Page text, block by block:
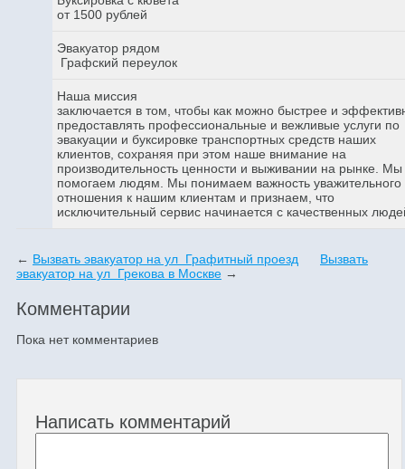
от 1500 рублей
Эвакуатор рядом
Графский переулок
Наша миссия
заключается в том, чтобы как можно быстрее и
предоставлять профессиональные и вежливые услуги по
эвакуации и буксировке транспортных средств наших
клиентов, сохраняя при этом наше внимание на
производительность ценности и выживании на рынке. Мы
помогаем людям. Мы понимаем важность уважительного
отношения к нашим клиентам и признаем, что
исключительный сервис начинается с качественных
← Вызвать эвакуатор на ул Графитный проезд
Вызвать
эвакуатор на ул Грекова в Москве →
Комментарии
Пока нет комментариев
Написать комментарий